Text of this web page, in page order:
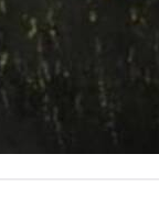
के बाद भी
खाने के दौरान
छह महिलाओं को
इयरफोन